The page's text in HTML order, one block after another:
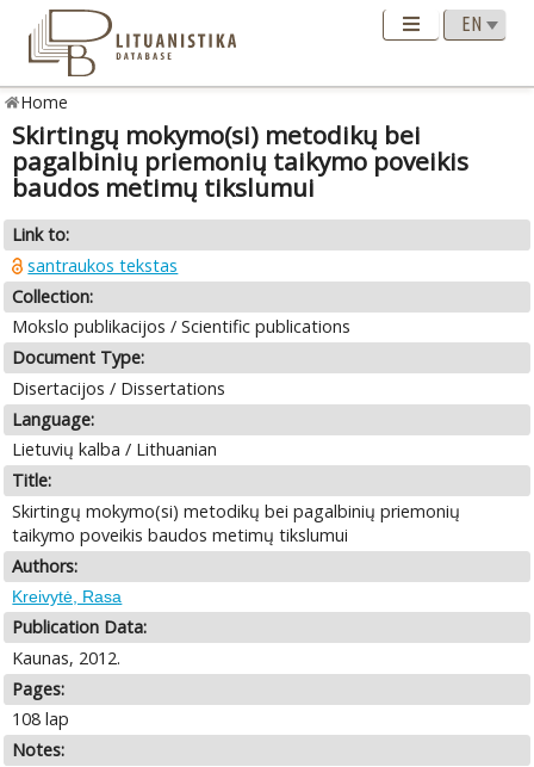
Home
Skirtingų mokymo(si) metodikų bei
pagalbinių priemonių taikymo poveikis
baudos metimų tikslumui
Link to:
santraukos tekstas
Collection:
Mokslo publikacijos / Scientific publications
Document Type:
Disertacijos / Dissertations
Language:
Lietuvių kalba / Lithuanian
Title:
Skirtingų mokymo(si) metodikų bei pagalbinių priemonių
taikymo poveikis baudos metimų tikslumui
Authors:
Kreivytė, Rasa
Publication Data:
Kaunas, 2012.
Pages:
108 lap
Notes: